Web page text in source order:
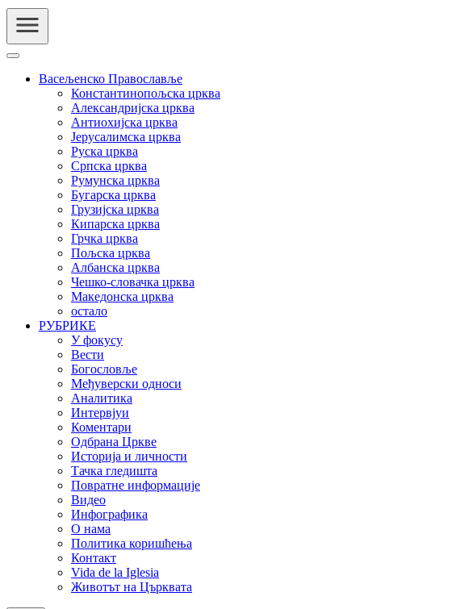
Васељенско Православље
Константинопољска црква
Александријска црква
Антиохијска црква
Јерусалимска црква
Руска црква
Српска црква
Румунска црква
Бугарска црква
Грузијска црква
Кипарска црква
Грчка црква
Пољска црква
Албанска црква
Чешко-словачка црква
Македонска црква
остало
РУБРИКЕ
У фокусу
Вести
Богословље
Међуверски односи
Аналитика
Интервјуи
Коментари
Одбрана Цркве
Историја и личности
Тачка гледишта
Повратне информације
Видео
Инфографика
О нама
Политика коришћења
Контакт
Vida de la Iglesia
Животът на Църквата